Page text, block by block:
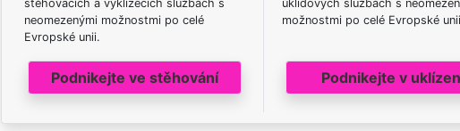
stěhovacích a vyklízecích službách s
neomezenými možnostmi po celé
Evropské unii.
Podnikejte ve stěhování
úklidových službách s
možnostmi po celé Evropské
Podnikejte v